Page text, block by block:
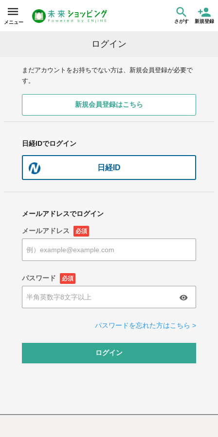
メニュー さがす 新規登録
ログイン
まだアカウントをお持ちでない方は、新規会員登録が必要で
す。
新規会員登録はこちら
日経IDでログイン
日経ID
メールアドレスでログイン
メールアドレス 必須
パスワード 必須
パスワードを忘れた方はこちら >
ログイン